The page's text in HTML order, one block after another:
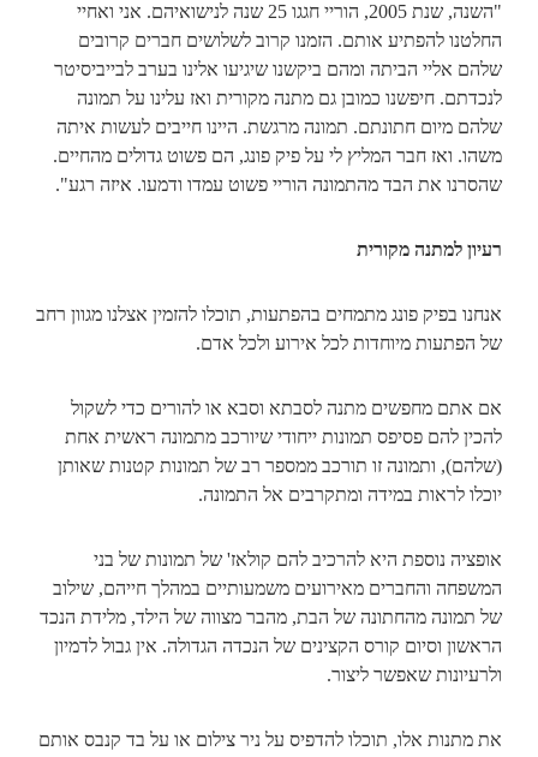
"השנה, שנת 2005, הוריי חגגו 25 שנה לנישואיהם. אני ואחיי
החלטנו להפתיע אותם. הזמנו קרוב לשלושים חברים קרובים
שלהם אליי הביתה ומהם ביקשנו שיגיעו אלינו בערב לבייביסיטר
לנכדתם. חיפשנו כמובן גם מתנה מקורית ואז עלינו על תמונה
שלהם מיום חתונתם. תמונה מרגשת. היינו חייבים לעשות איתה
משהו. ואז חבר המליץ לי על פיק פונג, הם פשוט גדולים מהחיים.
שהסרנו את הבד מהתמונה הוריי פשוט עמדו ודמעו. איזה רגע".
רעיון למתנה מקורית
אנחנו בפיק פונג מתמחים בהפתעות, תוכלו להזמין אצלנו מגוון רחב
של הפתעות מיוחדות לכל אירוע ולכל אדם.
אם אתם מחפשים מתנה לסבתא וסבא או להורים כדי לשקול
להכין להם פסיפס תמונות ייחודי שיורכב מתמונה ראשית אחת
(שלהם), ותמונה זו תורכב ממספר רב של תמונות קטנות שאותן
יוכלו לראות במידה ומתקרבים אל התמונה.
אופציה נוספת היא להרכיב להם קולאז' של תמונות של בני
המשפחה והחברים מאירועים משמעותיים במהלך חייהם, שילוב
של תמונה מהחתונה של הבת, מהבר מצווה של הילד, מלידת הנכד
הראשון וסיום קורס הקצינים של הנכדה הגדולה. אין גבול לדמיון
ולרעיונות שאפשר ליצור.
את מתנות אלו, תוכלו להדפיס על ניר צילום או על בד קנבס אותם